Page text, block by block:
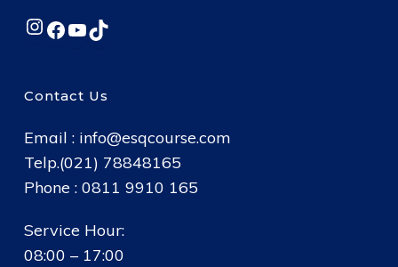
Instagram
Facebook
YouTube
TikTok
Contact Us
Email : info@esqcourse.com
Telp.(021) 78848165
Phone : 0811 9910 165
Service Hour:
08:00 – 17:00